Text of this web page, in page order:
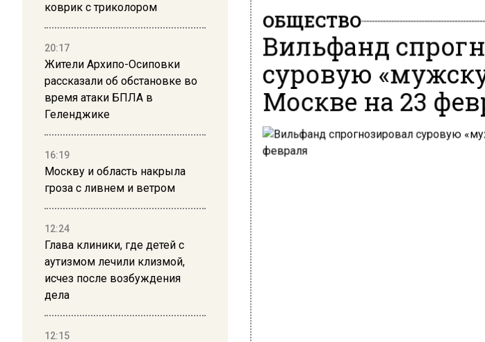
коврик с триколором
20:17
Жители Архипо-Осиповки
рассказали об обстановке во
время атаки БПЛА в
Геленджике
16:19
Москву и область накрыла
гроза с ливнем и ветром
12:24
Глава клиники, где детей с
аутизмом лечили клизмой,
исчез после возбуждения
дела
12:15
ОБЩЕСТВО
Вильфанд
суровую
Москве на 23